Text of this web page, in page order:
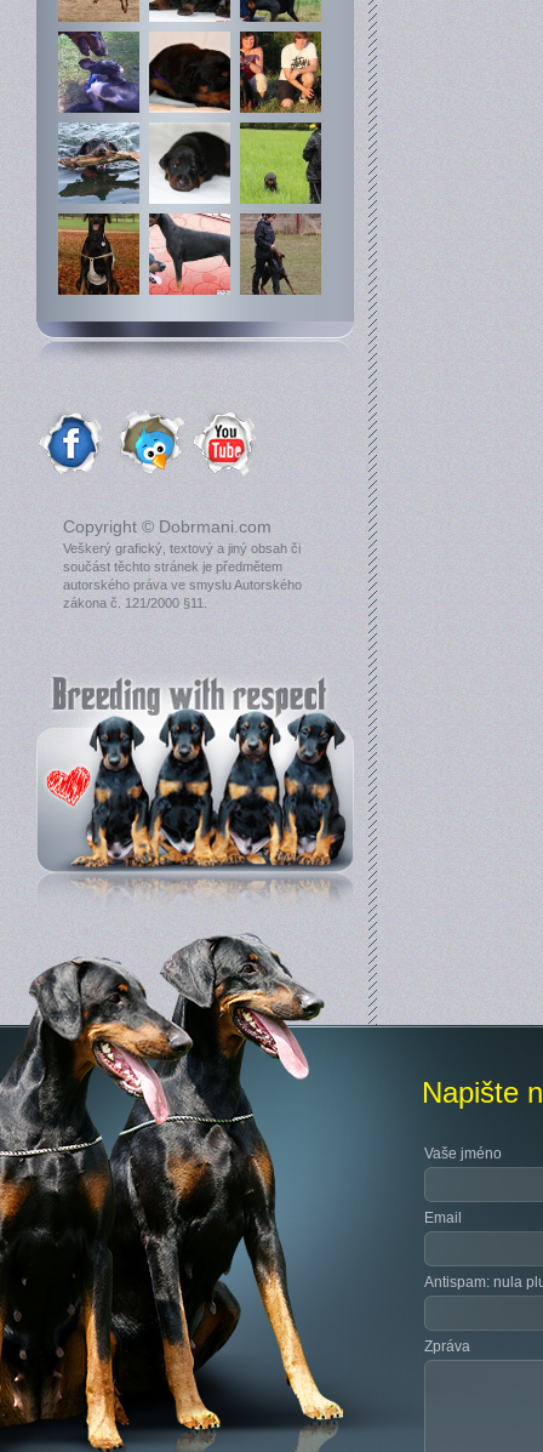
Copyright © Dobrmani.com
Veškerý grafický, textový a jiný obsah či
součást těchto stránek je předmětem
autorského práva ve smyslu Autorského
zákona č. 121/2000 §11.
Napište
Vaše jméno
Email
Antispam: nula
Zpráva